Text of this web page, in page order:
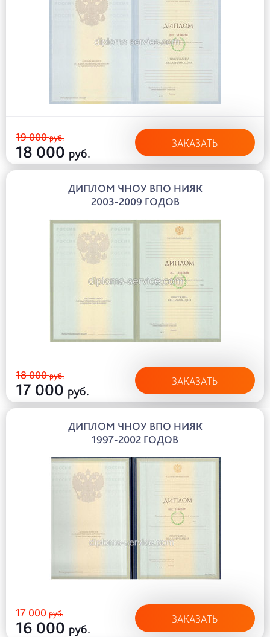
19 000руб.
18 000 руб.
ЗАКАЗАТЬ
ДИПЛОМ ЧНОУ ВПО НИЯК
2003-2009 ГОДОВ
18 000руб.
17 000 руб.
ЗАКАЗАТЬ
ДИПЛОМ ЧНОУ ВПО НИЯК
1997-2002 ГОДОВ
17 000руб.
16 000 руб.
ЗАКАЗАТЬ